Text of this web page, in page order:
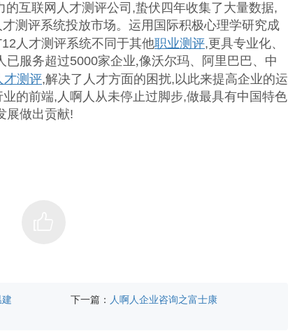
互联网人才测评公司,蛰伏四年收集了大量数据,
测评系统投放市场。运用国际积极心理学研究成
人才测评系统不同于其他职业测评,更具专业化、
已服务超过5000家企业,像沃尔玛、阿里巴巴、中
才测评,解决了人才方面的困扰,以此来提高企业的运
的前端,人啊人从未停止过脚步,做最具有中国特色
展做出贡献!
建
下一篇： 人啊人企业咨询之富士康